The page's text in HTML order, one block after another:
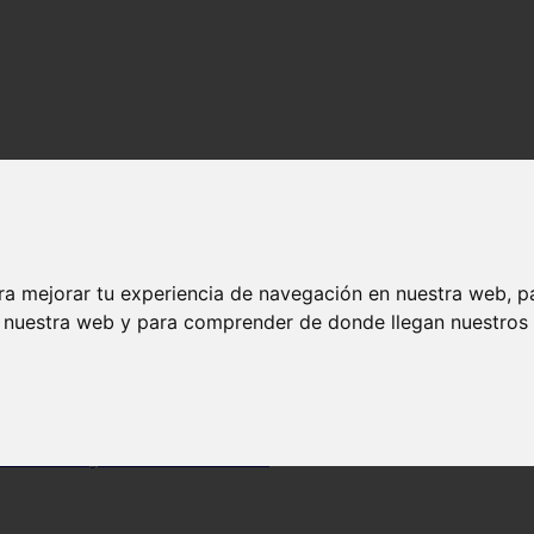
mejorar tu experiencia de navegación en nuestra web,
web y para comprender de donde llegan
boca sana